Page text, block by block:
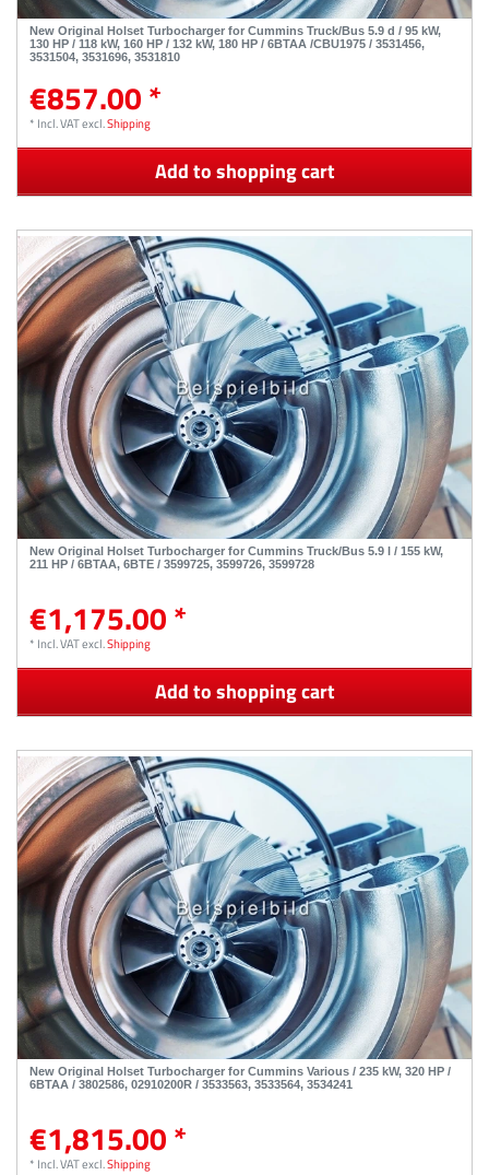
New Original Holset Turbocharger for Cummins Truck/Bus 5.9 d / 95 kW,
130 HP / 118 kW, 160 HP / 132 kW, 180 HP / 6BTAA /CBU1975 / 3531456,
3531504, 3531696, 3531810
€857.00 *
* Incl. VATexcl.Shipping
Add to shopping cart
New Original Holset Turbocharger for Cummins Truck/Bus 5.9 l / 155 kW,
211 HP / 6BTAA, 6BTE / 3599725, 3599726, 3599728
€1,175.00 *
* Incl. VATexcl.Shipping
Add to shopping cart
New Original Holset Turbocharger for Cummins Various / 235 kW, 320 HP /
6BTAA / 3802586, 02910200R / 3533563, 3533564, 3534241
€1,815.00 *
* Incl. VATexcl.Shipping